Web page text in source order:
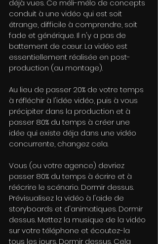
déjà vues. Ce méli-mélo de concepts
conduit à une vidéo qui est soit
étrange, difficile à comprendre, soit
fade et générique. Il n'y a pas de
battement de cœur. La vidéo est
essentiellement réalisée en post-
production (au montage).
Au lieu de passer 20% de votre temps
à réfléchir à l'idée vidéo, puis à vous
précipiter dans la production et à
passer 80% du temps à créer une
idée qui existe déja dans une vidéo
concurrente, changez cela.
Vous (ou votre agence) devriez
passer 80% du temps à écrire et à
réécrire le scénario. Dormir dessus.
Prévisualisez la vidéo à l'aide de
storyboards et d'animatiques. Dormir
dessus. Mettez la musique de la vidéo
sur votre téléphone et écoutez-la
tous les jours. Dormir dessus. Cela